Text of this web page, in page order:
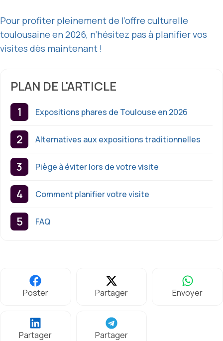
Pour profiter pleinement de l’offre culturelle
toulousaine en 2026, n’hésitez pas à planifier vos
visites dès maintenant !
PLAN DE L'ARTICLE
Expositions phares de Toulouse en 2026
Alternatives aux expositions traditionnelles
Piège à éviter lors de votre visite
Comment planifier votre visite
FAQ
Poster Partager Envoyer
Partager Partager